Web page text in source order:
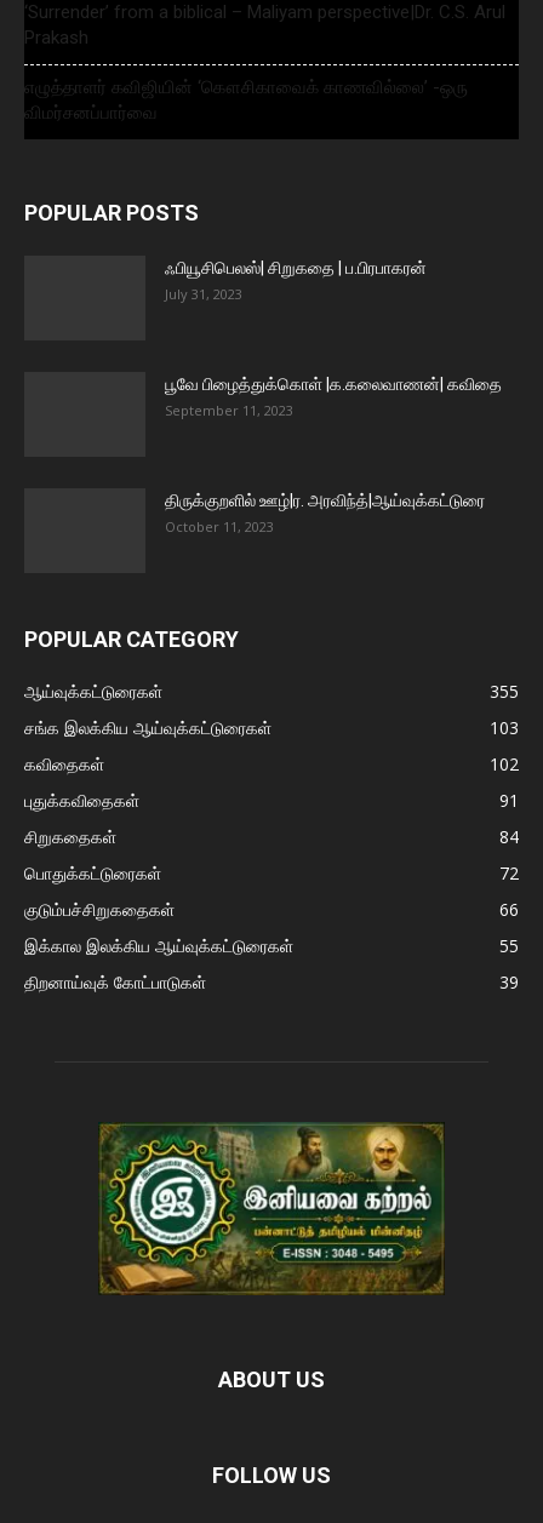
‘Surrender’ from a biblical – Maliyam perspective|Dr. C.S. Arul
Prakash
எழுத்தாளர் கவிஜியின் ‘கௌசிகாவைக் காணவில்லை’ -ஒரு
விமர்சனப்பார்வை
POPULAR POSTS
ஃபியூசிபெலஸ்| சிறுகதை | ப.பிரபாகரன்
July 31, 2023
பூவே பிழைத்துக்கொள் |க.கலைவாணன்| கவிதை
September 11, 2023
திருக்குறளில் ஊழ்|ர. அரவிந்த்|ஆய்வுக்கட்டுரை
October 11, 2023
POPULAR CATEGORY
ஆய்வுக்கட்டுரைகள்
355
சங்க இலக்கிய ஆய்வுக்கட்டுரைகள்
103
கவிதைகள்
102
புதுக்கவிதைகள்
91
சிறுகதைகள்
84
பொதுக்கட்டுரைகள்
72
குடும்பச்சிறுகதைகள்
66
இக்கால இலக்கிய ஆய்வுக்கட்டுரைகள்
55
திறனாய்வுக் கோட்பாடுகள்
39
ABOUT US
FOLLOW US